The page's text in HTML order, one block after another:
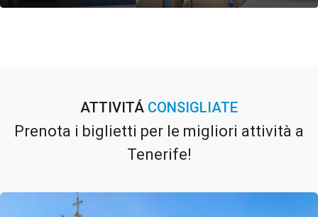
ATTIVITÁ CONSIGLIATE
Prenota i biglietti per le migliori attività a
Tenerife!